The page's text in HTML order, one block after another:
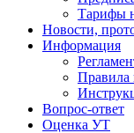
Тарифы
Новости,
Информация
Правила
Вопрос-ответ
Оценка УТ